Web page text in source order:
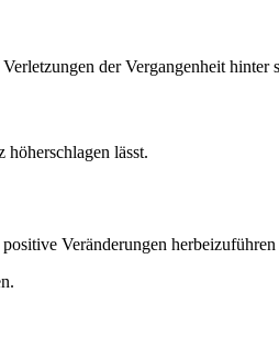
der Vergangenheit hinter
lässt.
Veränderungen